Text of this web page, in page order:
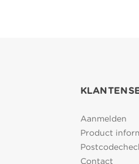
Aanmelden
Product
Contact